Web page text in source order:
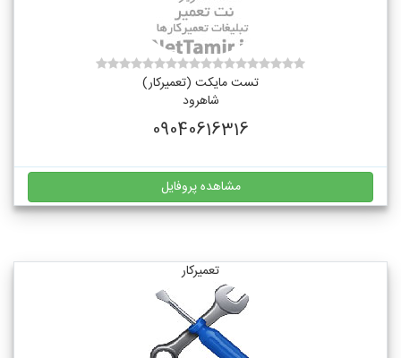
تست مایکت (تعمیرکار)
شاهرود
09040616316
مشاهده پروفایل
تعمیرکار